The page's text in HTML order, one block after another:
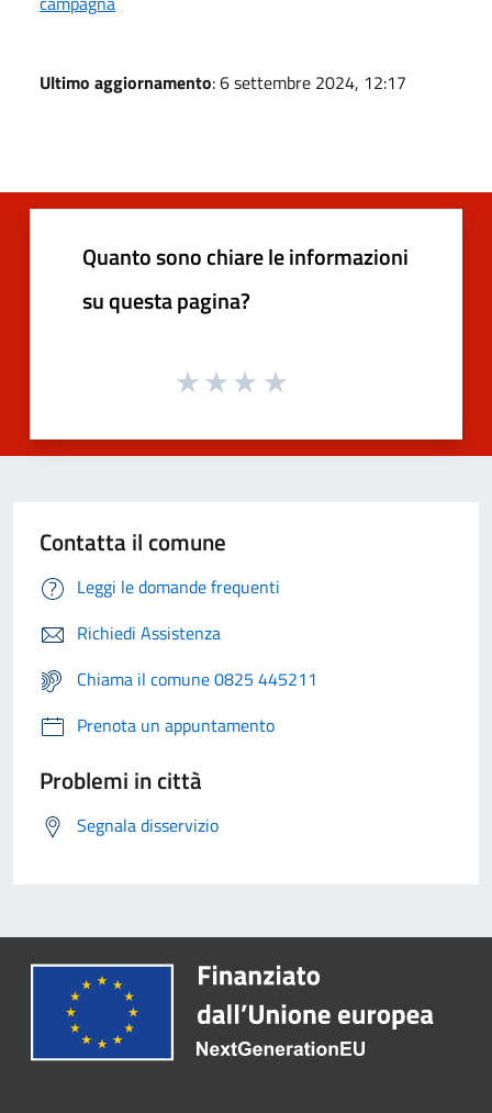
Ultimo aggiornamento: 6 settembre 2024, 12:17
Quanto sono chiare le informazioni
su questa pagina?
Contatta il comune
Leggi le domande frequenti
Richiedi Assistenza
Chiama il comune 0825 445211
Prenota un appuntamento
Problemi in città
Segnala disservizio